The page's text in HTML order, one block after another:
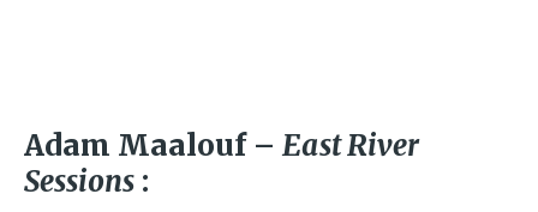
Adam Maalouf –East River
Sessions :